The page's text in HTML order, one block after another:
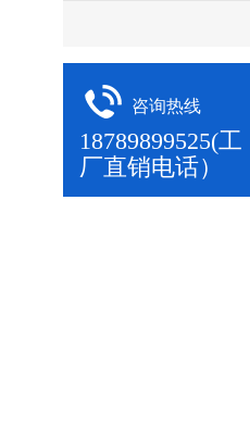
咨询热线
18789899525(工
厂直销电话）